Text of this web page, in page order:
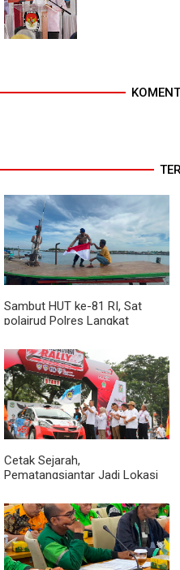
Sambut HUT ke-81 RI, Sat
polairud Polres Langkat
kepada Nelayan
Cetak Sejarah,
Pematangsiantar Jadi Lokasi
2026